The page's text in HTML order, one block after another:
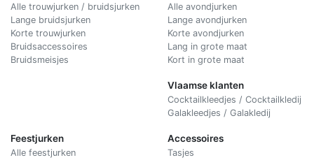
Alle trouwjurken / bruidsjurken
Lange bruidsjurken
Korte trouwjurken
Bruidsaccessoires
Bruidsmeisjes
Alle avondjurken
Lange avondjurken
Korte avondjurken
Lang in grote maat
Kort in grote maat
Vlaamse klanten
Cocktailkleedjes / Cocktailkledij
Galakleedjes / Galakledij
Feestjurken
Alle feestjurken
Accessoires
Tasjes